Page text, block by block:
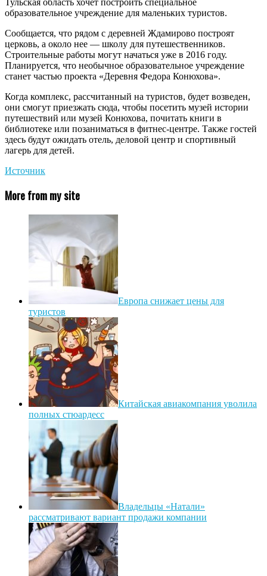
образовательное учреждение для маленьких туристов.
Сообщается, что рядом с деревней Ждамирово построят
церковь, а около нее — школу для путешественников.
Строительные работы могут начаться уже в 2016 году.
Планируется, что необычное образовательное учреждение
станет частью проекта «Деревня Федора Конюхова».
Когда комплекс, рассчитанный на туристов, будет возведен,
они смогут приезжать сюда, чтобы посетить музей истории
путешествий или музей Конюхова, почитать книги в
библиотеке или позаниматься в фитнес-центре. Также гостей
здесь будут ожидать отель, деловой центр и спортивный
лагерь для детей.
Источник
More from my site
Европа снижает цены для
туристов
Китайская авиакомпания уволила
полных стюардесс
Владельцы «Натали»
рассматривают вариант продажи компании